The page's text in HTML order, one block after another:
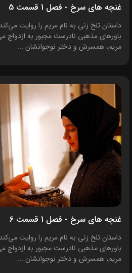
غنچه های سرخ - فصل 1 قسمت 5
باورهای مذهبی نادرست مجبور به
مریم، همسرش و دختر نوجوانشان ...
غنچه های سرخ - فصل 1 قسمت 6
باورهای مذهبی نادرست مجبور به
مریم، همسرش و دختر نوجوانشان ...